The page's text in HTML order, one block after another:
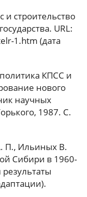
строительство
URL:
1.htm (дата
КПСС и
нового
научных
1987. С.
П., Ильиных В.
Сибири в 1960-